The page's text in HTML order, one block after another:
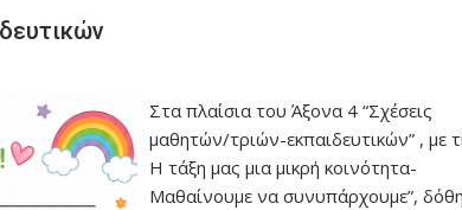
Στα πλαίσια του Άξονα 4 “Σχέσεις
μαθητών/τριών-εκπαιδευτικών” , με
Η τάξη μας μια μικρή κοινότητα-
Μαθαίνουμε να συνυπάρχουμε”,